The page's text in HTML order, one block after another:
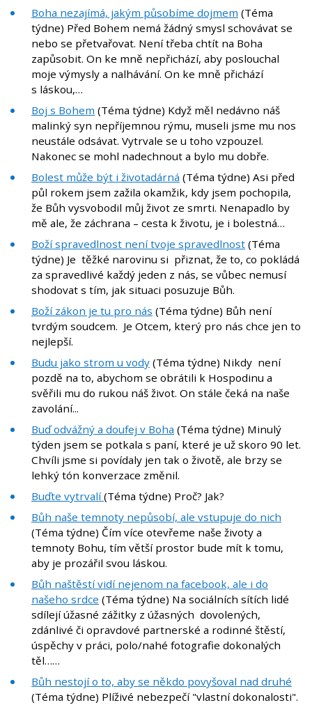
Boha nezajímá, jakým působíme dojmem (Téma
týdne) Před Bohem nemá žádný smysl schovávat se
nebo se přetvařovat. Není třeba chtít na Boha
zapůsobit. On ke mně nepřichází, aby poslouchal
moje výmysly a nalhávání. On ke mně přichází
s láskou,…
Boj s Bohem (Téma týdne) Když měl nedávno náš
malinký syn nepříjemnou rýmu, museli jsme mu nos
neustále odsávat. Vytrvale se u toho vzpouzel.
Nakonec se mohl nadechnout a bylo mu dobře.
Bolest může být i životadárná (Téma týdne) Asi před
půl rokem jsem zažila okamžik, kdy jsem pochopila,
že Bůh vysvobodil můj život ze smrti. Nenapadlo by
mě ale, že záchrana – cesta k životu, je i bolestná…
Boží spravedlnost není tvoje spravedlnost (Téma
týdne) Je těžké narovinu si přiznat, že to, co pokládá
za spravedlivé každý jeden z nás, se vůbec nemusí
shodovat s tím, jak situaci posuzuje Bůh.
Boží zákon je tu pro nás (Téma týdne) Bůh není
tvrdým soudcem. Je Otcem, který pro nás chce jen to
nejlepší.
Budu jako strom u vody (Téma týdne) Nikdy není
pozdě na to, abychom se obrátili k Hospodinu a
svěřili mu do rukou náš život. On stále čeká na naše
zavolání...
Buď odvážný a doufej v Boha (Téma týdne) Minulý
týden jsem se potkala s paní, které je už skoro 90 let.
Chvíli jsme si povídaly jen tak o životě, ale brzy se
lehký tón konverzace změnil.
Buďte vytrvalí(Téma týdne) Proč? Jak?
Bůh naše temnoty nepůsobí, ale vstupuje do nich
(Téma týdne) Čím více otevřeme naše životy a
temnoty Bohu, tím větší prostor bude mít k tomu,
aby je prozářil svou láskou.
Bůh naštěstí vidí nejenom na facebook, ale i do
našeho srdce (Téma týdne) Na sociálních sítích lidé
sdílejí úžasné zážitky z úžasných dovolených,
zdánlivé či opravdové partnerské a rodinné štěstí,
úspěchy v práci, polo/nahé fotografie dokonalých
těl……
Bůh nestojí o to, aby se někdo povyšoval nad druhé
(Téma týdne) Plíživé nebezpečí "vlastní dokonalosti".